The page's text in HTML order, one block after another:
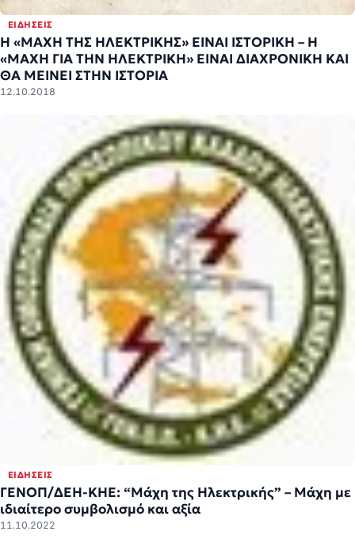
ΕΙΔΉΣΕΙΣ
Η «ΜΑΧΗ ΤΗΣ ΗΛΕΚΤΡΙΚΗΣ» ΕΙΝΑΙ ΙΣΤΟΡΙΚΗ – Η
«ΜΑΧΗ ΓΙΑ ΤΗΝ ΗΛΕΚΤΡΙΚΗ» ΕΙΝΑΙ ΔΙΑΧΡΟΝΙΚΗ ΚΑΙ
ΘΑ ΜΕΙΝΕΙ ΣΤΗΝ ΙΣΤΟΡΙΑ
12.10.2018
ΕΙΔΉΣΕΙΣ
ΓΕΝΟΠ/ΔΕΗ-ΚΗΕ: “Μάχη της Ηλεκτρικής” – Μάχη με
ιδιαίτερο συμβολισμό και αξία
11.10.2022